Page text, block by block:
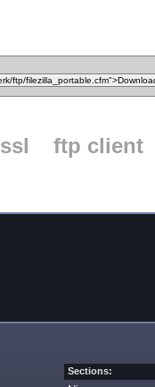
ssl
ftp client
Sections: